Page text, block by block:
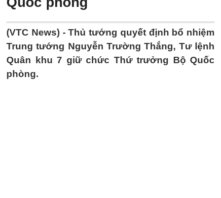
(VTC News) -Thủ tướng quyết định bổ nhiệm
Trung tướng Nguyễn Trường Thắng, Tư lệnh
Quân khu 7 giữ chức Thứ trưởng Bộ Quốc
phòng.